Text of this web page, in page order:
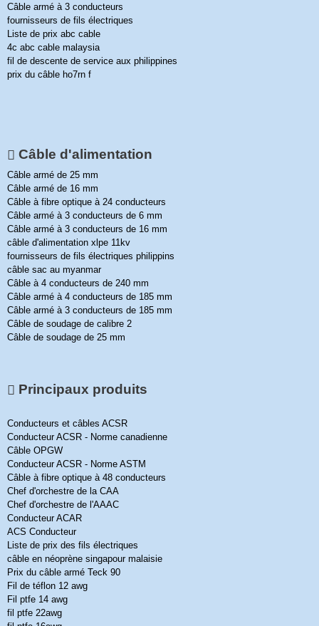
Câble armé à 3 conducteurs
fournisseurs de fils électriques
Liste de prix abc cable
4c abc cable malaysia
fil de descente de service aux philippines
prix du câble ho7rn f
Câble d'alimentation
Câble armé de 25 mm
Câble armé de 16 mm
Câble à fibre optique à 24 conducteurs
Câble armé à 3 conducteurs de 6 mm
Câble armé à 3 conducteurs de 16 mm
câble d'alimentation xlpe 11kv
fournisseurs de fils électriques philippins
câble sac au myanmar
Câble à 4 conducteurs de 240 mm
Câble armé à 4 conducteurs de 185 mm
Câble armé à 3 conducteurs de 185 mm
Câble de soudage de calibre 2
Câble de soudage de 25 mm
Principaux produits
Conducteurs et câbles ACSR
Conducteur ACSR - Norme canadienne
Câble OPGW
Conducteur ACSR - Norme ASTM
Câble à fibre optique à 48 conducteurs
Chef d'orchestre de la CAA
Chef d'orchestre de l'AAAC
Conducteur ACAR
ACS Conducteur
Liste de prix des fils électriques
câble en néoprène singapour malaisie
Prix du câble armé Teck 90
Fil de téflon 12 awg
Fil ptfe 14 awg
fil ptfe 22awg